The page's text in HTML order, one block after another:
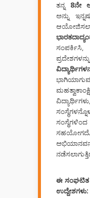
ತನ್ನ 8ನೇ
ಅನ್ನು
ಈ ಸಂಘಟಿತ
ಉದ್ದೇಶಗಳು: